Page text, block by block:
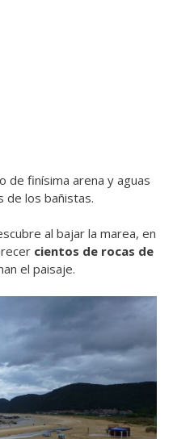
de finísima arena y aguas
de los bañistas.
al bajar la marea, en
cientos de rocas de
el paisaje.